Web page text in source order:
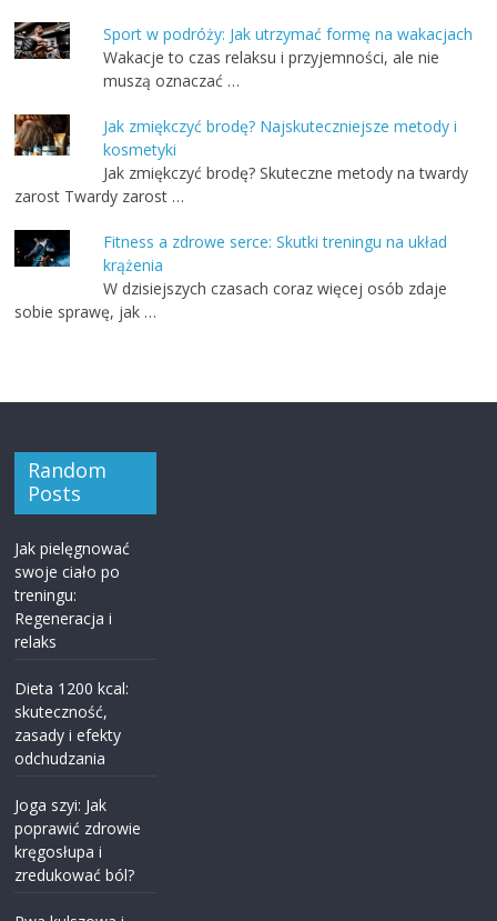
Sport w podróży: Jak utrzymać formę na wakacjach
Wakacje to czas relaksu i przyjemności, ale nie
muszą oznaczać …
Jak zmiękczyć brodę? Najskuteczniejsze metody i
kosmetyki
Jak zmiękczyć brodę? Skuteczne metody na twardy
zarost Twardy zarost …
Fitness a zdrowe serce: Skutki treningu na układ
krążenia
W dzisiejszych czasach coraz więcej osób zdaje
sobie sprawę, jak …
Random
Posts
Jak pielęgnować
swoje ciało po
treningu:
Regeneracja i
relaks
Dieta 1200 kcal:
skuteczność,
zasady i efekty
odchudzania
Joga szyi: Jak
poprawić zdrowie
kręgosłupa i
zredukować ból?